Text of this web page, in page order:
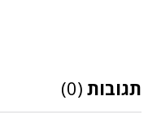
תגובות (0)